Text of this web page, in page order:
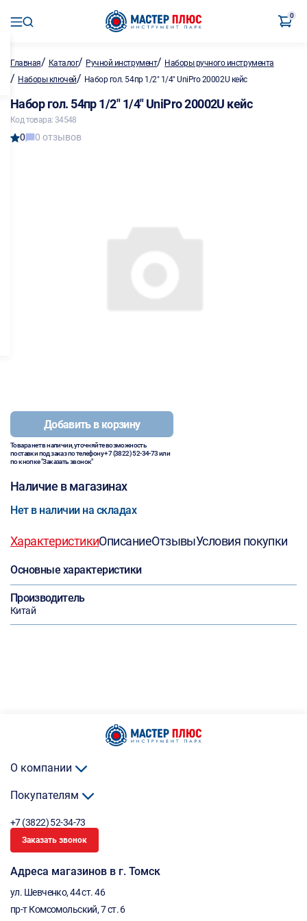
0
Главная/ Каталог/ Ручной инструмент/ Наборы ручного инструмента
/ Наборы ключей/ Набор гол. 54пр 1/2" 1/4" UniPro 20002U кейс
Набор гол. 54пр 1/2" 1/4" UniPro 20002U кейс
Код товара: 34548
0 0 отзывов
Добавить в корзину
Товара нет в наличии, уточняйте возможность
поставки под заказ по телефону+7 (3822) 52-34-73или
по кнопке "Заказать звонок"
Наличие в магазинах
Нет в наличии на складах
ХарактеристикиОписаниеОтзывыУсловия покупки
Основные характеристики
Производитель
Китай
О компании
Покупателям
+7 (3822) 52-34-73
Заказать звонок
Адреса магазинов в г. Томск
ул. Шевченко, 44 ст. 46
пр-т Комсомольский, 7 ст. 6